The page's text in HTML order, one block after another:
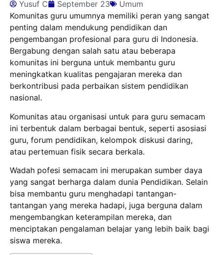
Yusuf C September 23
Umum
Komunitas guru umumnya memiliki peran yang sangat
penting dalam mendukung pendidikan dan
pengembangan profesional para guru di Indonesia.
Bergabung dengan salah satu atau beberapa
komunitas ini berguna untuk membantu guru
meningkatkan kualitas pengajaran mereka dan
berkontribusi pada perbaikan sistem pendidikan
nasional.
Komunitas atau organisasi untuk para guru semacam
ini terbentuk dalam berbagai bentuk, seperti asosiasi
guru, forum pendidikan, kelompok diskusi daring,
atau pertemuan fisik secara berkala.
Wadah pofesi semacam ini merupakan sumber daya
yang sangat berharga dalam dunia Pendidikan. Selain
bisa membantu guru menghadapi tantangan-
tantangan yang mereka hadapi, juga berguna dalam
mengembangkan keterampilan mereka, dan
menciptakan pengalaman belajar yang lebih baik bagi
siswa mereka.